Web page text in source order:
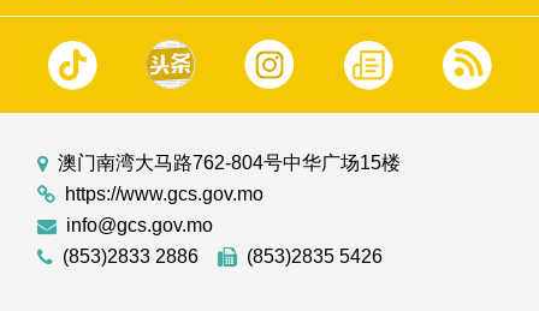
澳门南湾大马路762-804号中华广场15楼
https://www.gcs.gov.mo
info@gcs.gov.mo
(853)2833 2886
(853)2835 5426